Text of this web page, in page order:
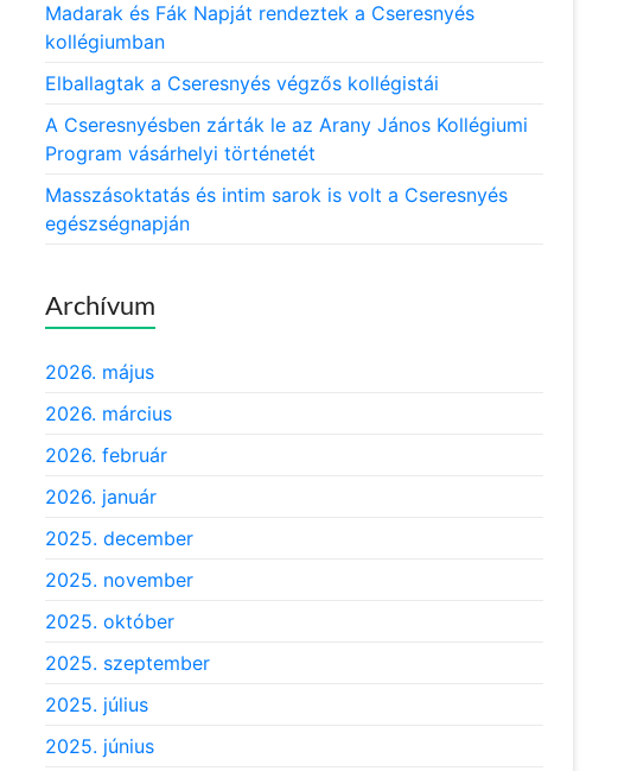
Madarak és Fák Napját rendeztek a Cseresnyés
kollégiumban
Elballagtak a Cseresnyés végzős kollégistái
A Cseresnyésben zárták le az Arany János Kollégiumi
Program vásárhelyi történetét
Masszásoktatás és intim sarok is volt a Cseresnyés
egészségnapján
Archívum
2026. május
2026. március
2026. február
2026. január
2025. december
2025. november
2025. október
2025. szeptember
2025. július
2025. június